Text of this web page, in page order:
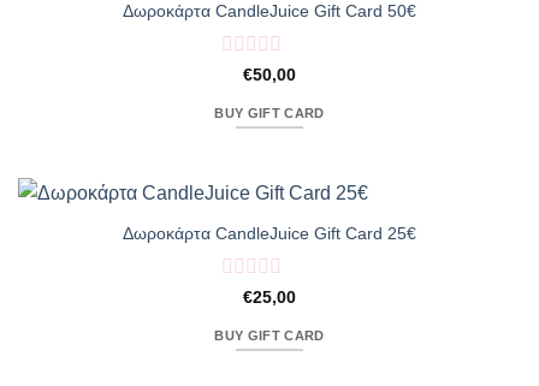
Δωροκάρτα CandleJuice Gift Card 50€
Βαθμολογήθηκε
0
από
€50,00
BUY GIFT CARD
Δωροκάρτα CandleJuice Gift Card 25€
Βαθμολογήθηκε
0
από
€25,00
BUY GIFT CARD